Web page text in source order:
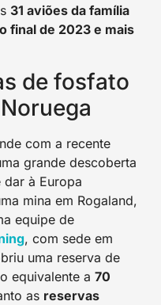
31 aviões da família
final de 2023 e mais
de fosfato
com a recente
grande descoberta
à Europa
mina em Rogaland,
equipe de
, com sede em
uma reserva de
equivalente a 70
as reservas